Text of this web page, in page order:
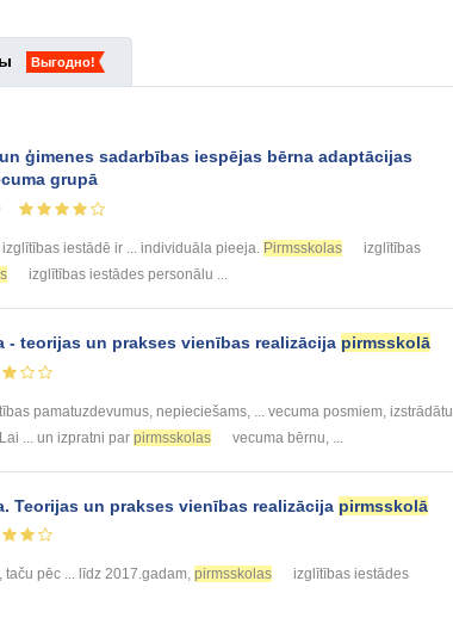
Выгодно!
ģimenes sadarbības iespējas bērna adaptācijas
grupā
izglītības iestādē ir ... individuāla pieeja. Pirmsskolas
izglītības
izglītības iestādes personālu ...
- teorijas un prakses vienības realizācija pirmsskolā
pamatuzdevumus, nepieciešams, ... vecuma posmiem, izstrādātu
... un izpratni par pirmsskolas vecuma bērnu, ...
Teorijas un prakses vienības realizācija pirmsskolā
taču pēc ... līdz 2017.gadam, pirmsskolas
izglītības iestādes